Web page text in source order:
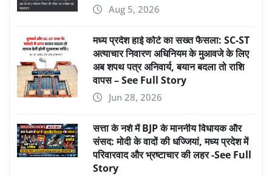
Aug 5, 2026
मध्य प्रदेश हाई कोर्ट का सख्त फैसला: SC-ST
अत्याचार निवारण अधिनियम के मुआवजे के लिए
अब शपथ पत्र अनिवार्य, बयान बदला तो राशि
वापस – See Full Story
Jun 28, 2026
सत्ता के नशे में BJP के माननीय विधायक और
संसद: मोदी के वादों की धज्जियां, मध्य प्रदेश में
परिवारवाद और भ्रष्टाचार की लहर -See Full
Story